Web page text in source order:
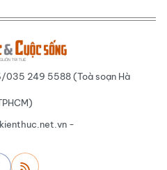
249 5588 (Toà soạn Hà
-